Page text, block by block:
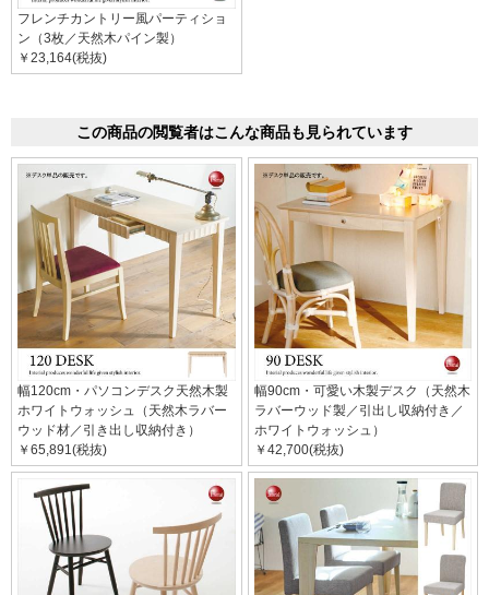
フレンチカントリー風パーティショ
ン（3枚／天然木パイン製）
￥23,164(税抜)
この商品の閲覧者はこんな商品も見られています
幅120cm・パソコンデスク天然木製
ホワイトウォッシュ（天然木ラバー
ウッド材／引き出し収納付き）
￥65,891(税抜)
幅90cm・可愛い木製デスク（天然木
ラバーウッド製／引出し収納付き／
ホワイトウォッシュ）
￥42,700(税抜)